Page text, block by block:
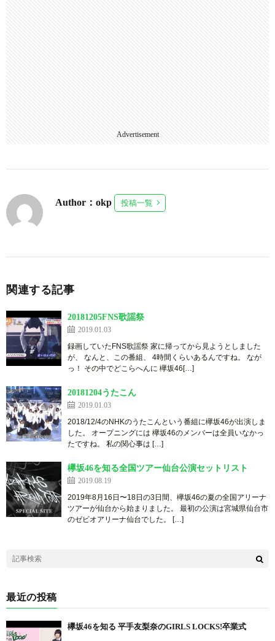
Advertisement
Author：okp 投稿一覧
関連する記事
20181205FNS歌謡祭
2019.01.03
録画していたFNS歌謡祭 家に帰ってから見ようとしました
が、 なんと、この番組、 4時間くらいあるんですね。 なが
っ！ その中でどこらへんに 欅坂46[…]
20181204うたこん
2019.01.03
2018/12/4のNHKのうたこんという番組に欅坂46が出演しま
した。 オープニングには 欅坂46のメンバーは全員いなかっ
たですね。 私の関心事は […]
欅坂46を知る全国ツアー仙台公演セットリスト
2019.08.19
2019年8月16日〜18日の3日間、欅坂46の夏の全国アリーナ
ツアーが仙台から始まりました。 最初の公演は宮城県仙台市
のゼビオアリーナ仙台でした。 […]
最近の投稿
欅坂46を知る 平手友梨奈のGIRLS LOCKS!卒業式